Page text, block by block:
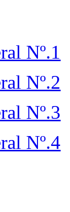
Nº.1
Nº.2
Nº.3
Nº.4